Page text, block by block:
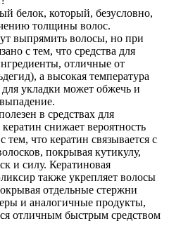
белок, который, безусловно,
толщины волос.
выпрямить волосы, но при
с тем, что средства для
отличные от
а высокая температура
укладки может обжечь и
в средствах для
снижает вероятность
тем, что кератин связывается с
покрывая кутикулу,
и силу. Кератиновая
также укрепляет волосы
отдельные стержни
и аналогичные продукты,
отличным быстрым средством